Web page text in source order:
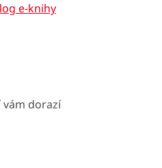
e-knihy
vám dorazí